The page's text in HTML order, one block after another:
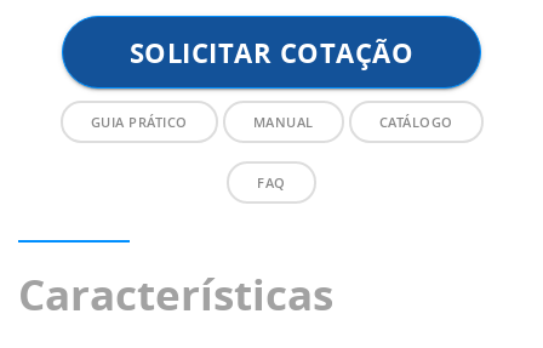
SOLICITAR COTAÇÃO
GUIA PRÁTICO MANUAL CATÁLOGO
FAQ
Características